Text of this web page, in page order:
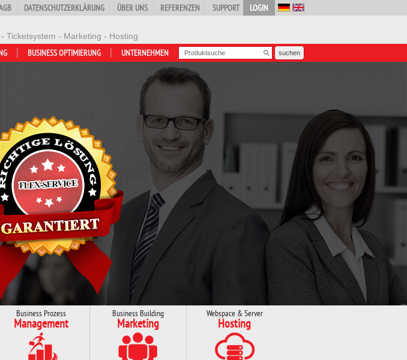
Ticketsystem - Marketing - Hosting
LOGIN
DATENSCHUTZERKLÄRUNG ÜBER UNS REFERENZEN SUPPORT
UNTERNEHMEN
BUSINESS OPTIMIERUNG
Business Prozess
Management
Business Building
Marketing
Webspace & Server
Hosting